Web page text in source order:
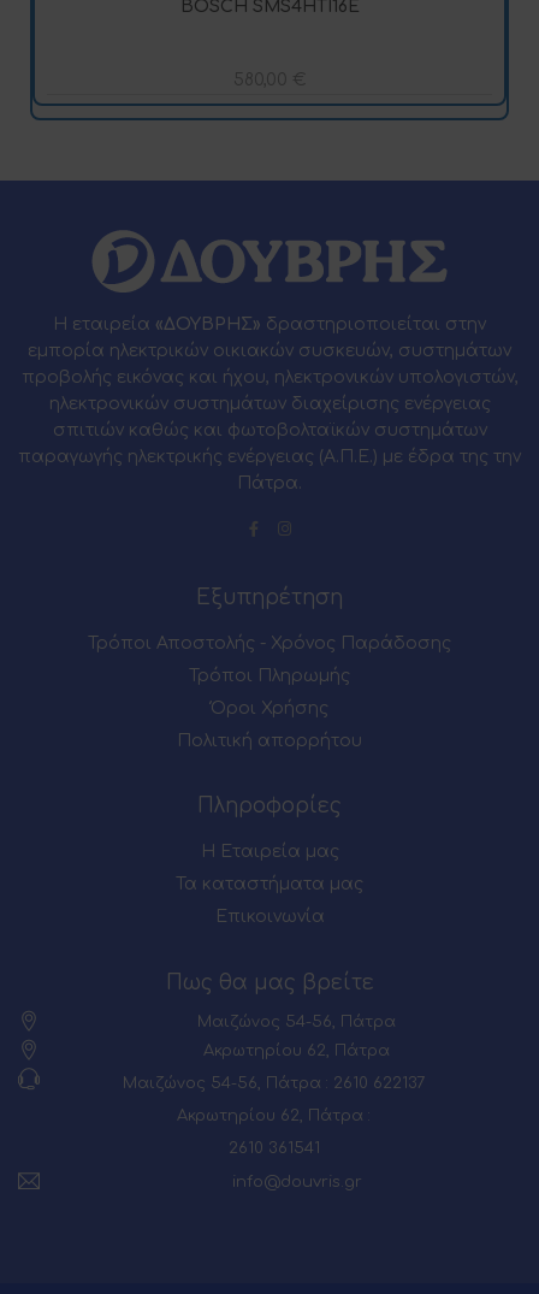
BOSCH SMS4HTI16E
580,00 €
Η εταιρεία «ΔΟΥΒΡΗΣ» δραστηριοποιείται στην
εμπορία ηλεκτρικών οικιακών συσκευών, συστημάτων
προβολής εικόνας και ήχου, ηλεκτρονικών υπολογιστών,
ηλεκτρονικών συστημάτων διαχείρισης ενέργειας
σπιτιών καθώς και φωτοβολταϊκών συστημάτων
παραγωγής ηλεκτρικής ενέργειας (Α.Π.Ε.) με έδρα της την
Πάτρα.
Εξυπηρέτηση
Τρόποι Αποστολής - Χρόνος Παράδοσης
Τρόποι Πληρωμής
Όροι Χρήσης
Πολιτική απορρήτου
Πληροφορίες
Η Εταιρεία μας
Τα καταστήματα μας
Επικοινωνία
Πως θα μας βρείτε
Μαιζώνος 54-56, Πάτρα
Ακρωτηρίου 62, Πάτρα
Μαιζώνος 54-56, Πάτρα : 2610 622137
Ακρωτηρίου 62, Πάτρα :
2610 361541
info@douvris.gr